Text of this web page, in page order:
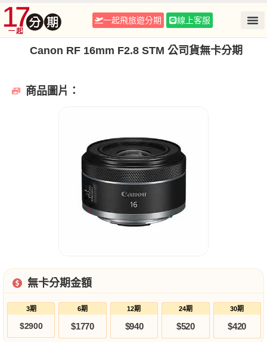
一起飛旅遊分期 線上客服
Canon RF 16mm F2.8 STM 公司貨無卡分期
商品圖片：
無卡分期金額
3期
$2900
6期
$1770
12期
$940
24期
$520
30期
$420